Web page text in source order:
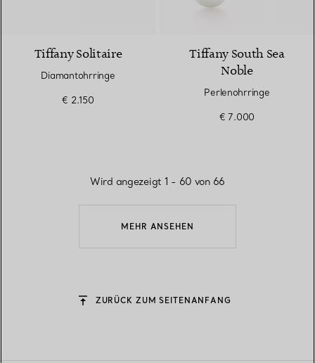
Tiffany Solitaire
Diamantohrringe
€ 2.150
Tiffany South Sea
Noble
Perlenohrringe
€ 7.000
MEHR ANSEHEN
Wird angezeigt 1 - 60 von 66
ZURÜCK ZUM SEITENANFANG